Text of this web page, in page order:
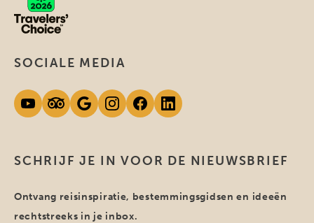
SCHRIJF JE IN VOOR DE NIEUWSBRIEF
Ontvang reisinspiratie, bestemmingsgidsen en ideeën
rechtstreeks in je inbox.
SOCIALE MEDIA